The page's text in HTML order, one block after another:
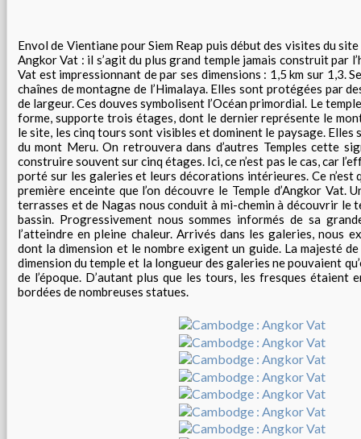
Envol de Vientiane pour Siem Reap puis début des visites du
Angkor Vat : il s’agit du plus grand temple jamais construit par
Vat est impressionnant de par ses dimensions : 1,5 km sur 1,3.
chaînes de montagne de l’Himalaya. Elles sont protégées par
de largeur. Ces douves symbolisent l’Océan primordial. Le
forme, supporte trois étages, dont le dernier représente le
le site, les cinq tours sont visibles et dominent le paysage. Elles
du mont Meru. On retrouvera dans d’autres Temples cette
construire souvent sur cinq étages. Ici, ce n’est pas le cas, car
porté sur les galeries et leurs décorations intérieures. Ce n’est
première enceinte que l’on découvre le Temple d’Angkor Vat.
terrasses et de Nagas nous conduit à mi-chemin à découvrir le
bassin. Progressivement nous sommes informés de sa
l’atteindre en pleine chaleur. Arrivés dans les galeries, nous
dont la dimension et le nombre exigent un guide. La majesté de
dimension du temple et la longueur des galeries ne pouvaient
de l’époque. D’autant plus que les tours, les fresques étaient
bordées de nombreuses statues.